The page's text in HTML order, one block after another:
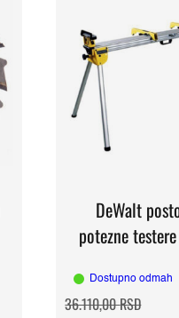
DeWalt
potezne
Dostupno odmah
36.110,00RSDcena
cena